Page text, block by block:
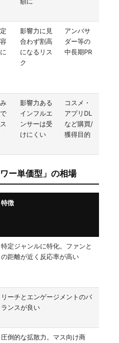
影響力に見
合わず割高
になるリス
ク
アンバサ
ダー等の
中長期PR
影響力ある
インフルエ
ンサーは受
けにくい
コスメ・
アプリDL
など購買/
獲得目的
ー単価型」の相場
特徴
特定ジャンルに特化。ファンと
の距離が近く反応率が高い
リーチとエンゲージメントのバ
ランスが良い
圧倒的な拡散力。マス向け商